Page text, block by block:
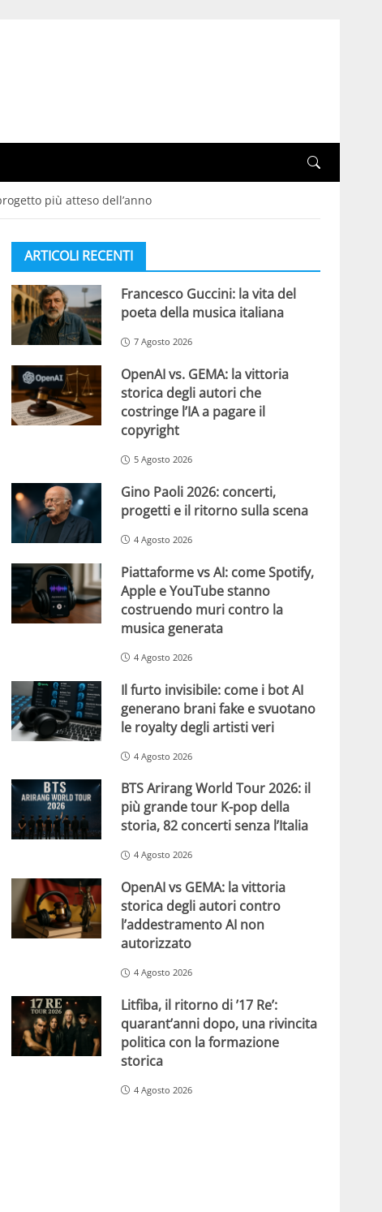
più atteso dell’anno
ARTICOLI RECENTI
Francesco Guccini: la vita del
poeta della musica italiana
7 Agosto 2026
OpenAI vs. GEMA: la vittoria
storica degli autori che
costringe l’IA a pagare il
copyright
5 Agosto 2026
Gino Paoli 2026: concerti,
progetti e il ritorno sulla scena
4 Agosto 2026
Piattaforme vs AI: come Spotify,
Apple e YouTube stanno
costruendo muri contro la
musica generata
4 Agosto 2026
Il furto invisibile: come i bot AI
generano brani fake e svuotano
le royalty degli artisti veri
4 Agosto 2026
BTS Arirang World Tour 2026: il
più grande tour K-pop della
storia, 82 concerti senza l’Italia
4 Agosto 2026
OpenAI vs GEMA: la vittoria
storica degli autori contro
l’addestramento AI non
autorizzato
4 Agosto 2026
Litfiba, il ritorno di ’17 Re’:
quarant’anni dopo, una rivincita
politica con la formazione
storica
4 Agosto 2026